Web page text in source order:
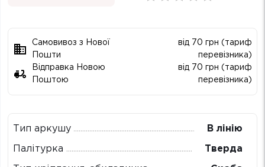
Самовивоз з Нової
Пошти
від 70 грн (тариф
перевізника)
Відправка Новою
Поштою
від 70 грн (тариф
перевізника)
Тип аркушу В лінію
Палітурка Тверда